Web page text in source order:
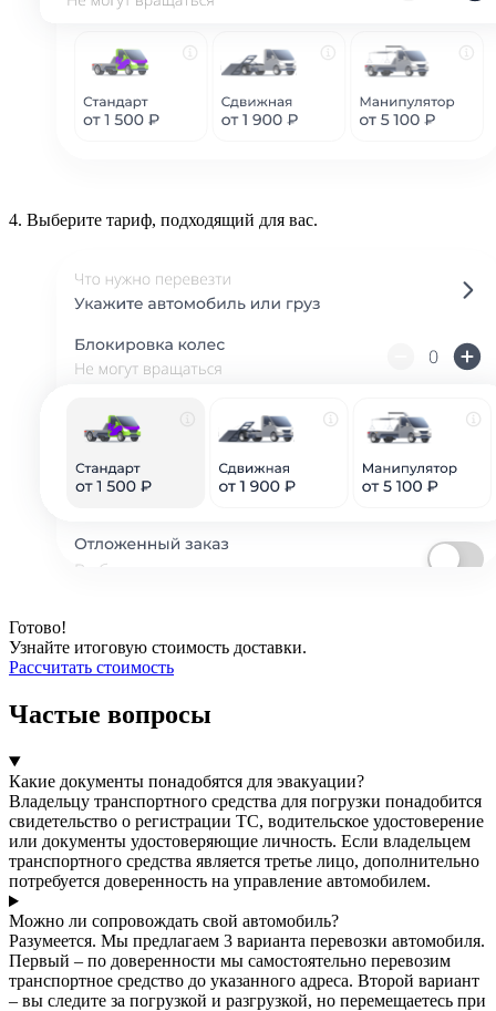
4. Выберите тариф, подходящий для вас.
Готово!
Узнайте итоговую стоимость доставки.
Рассчитать стоимость
Частые вопросы
Какие документы понадобятся для эвакуации?
Владельцу транспортного средства для погрузки понадобится
свидетельство о регистрации ТС, водительское удостоверение
или документы удостоверяющие личность. Если владельцем
транспортного средства является третье лицо, дополнительно
потребуется доверенность на управление автомобилем.
Можно ли сопровождать свой автомобиль?
Разумеется. Мы предлагаем 3 варианта перевозки автомобиля.
Первый – по доверенности мы самостоятельно перевозим
транспортное средство до указанного адреса. Второй вариант
– вы следите за погрузкой и разгрузкой, но перемещаетесь при